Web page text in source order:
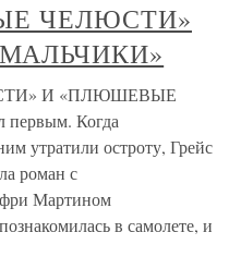
ЧЕЛЮСТИ»
И «ПЛЮШЕВЫЕ
Когда
утратили остроту, Грейс
роман с
Мартином
в самолете, и